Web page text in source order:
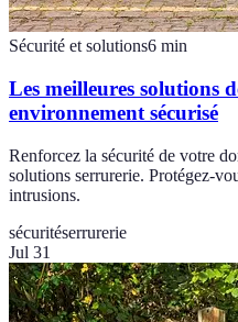
Sécurité et solutions6 min
Les meilleures solutions
environnement sécurisé
Renforcez la sécurité de votre
solutions serrurerie. Protégez-
intrusions.
sécuritéserrurerie
Jul 31